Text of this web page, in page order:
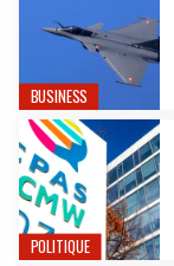
BUSINESS
POLITIQUE